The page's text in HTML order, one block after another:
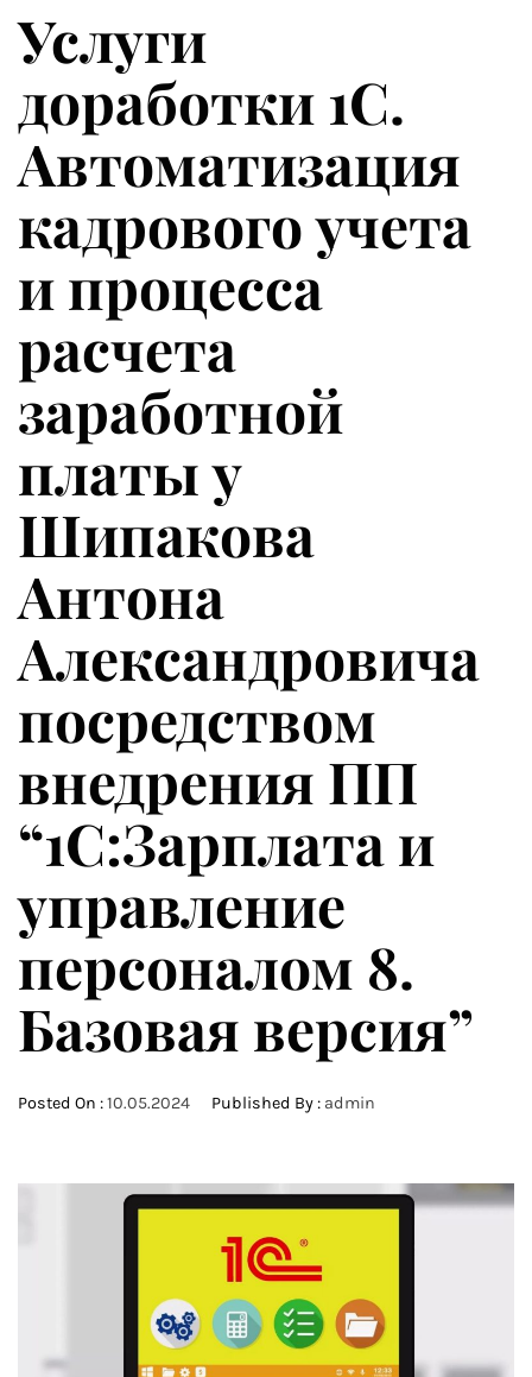
Услуги
доработки 1С.
Автоматизация
кадрового учета
и процесса
расчета
заработной
платы у
Шипакова
Антона
Александровича
посредством
внедрения ПП
“1С:Зарплата и
управление
персоналом 8.
Базовая версия”
Posted On :10.05.2024 Published By : admin